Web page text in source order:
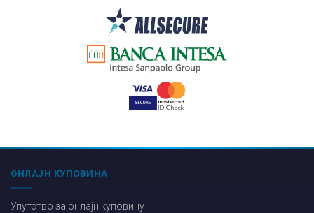
ОНЛАЈН КУПОВИНА
Упутство за онлајн куповину